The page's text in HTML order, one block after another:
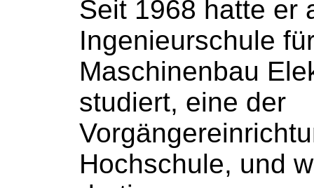
Seit 1968 hatte er
Ingenieurschule
Maschinenbau
studiert, eine der
Hochschule, und